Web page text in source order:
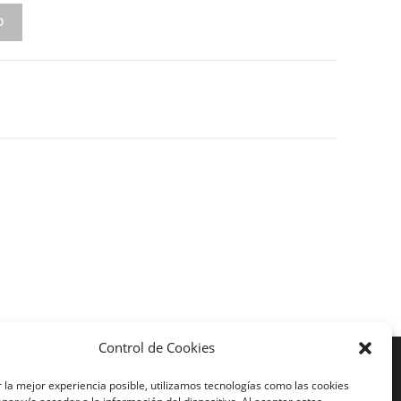
Control de Cookies
la mejor experiencia posible, utilizamos tecnologías como las cookies